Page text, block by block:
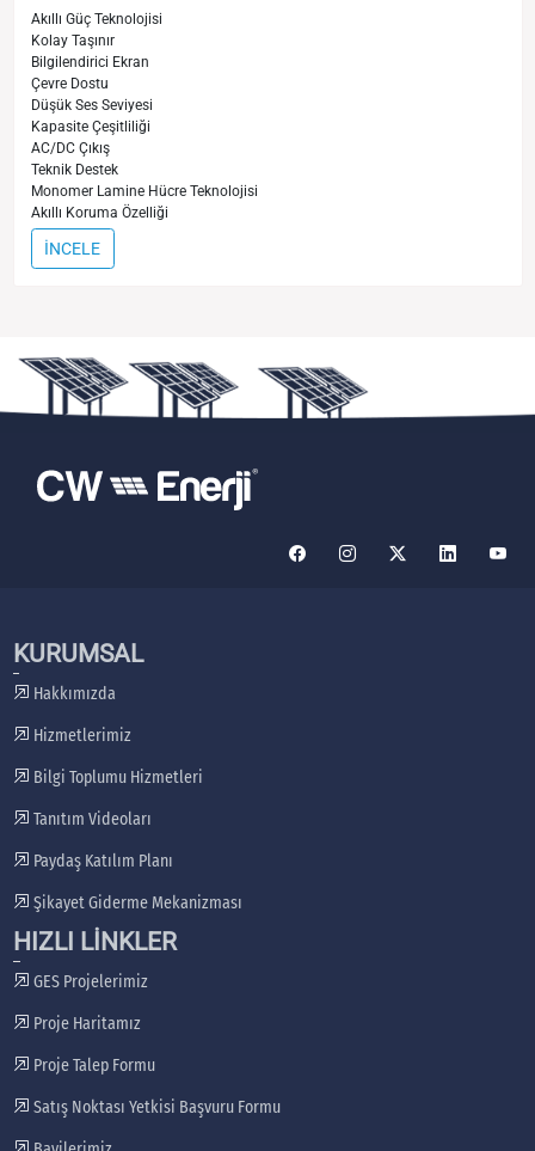
Akıllı Güç Teknolojisi
Kolay Taşınır
Bilgilendirici Ekran
Çevre Dostu
Düşük Ses Seviyesi
Kapasite Çeşitliliği
AC/DC Çıkış
Teknik Destek
Monomer Lamine Hücre Teknolojisi
Akıllı Koruma Özelliği
İNCELE
KURUMSAL
Hakkımızda
Hizmetlerimiz
Bilgi Toplumu Hizmetleri
Tanıtım Videoları
Paydaş Katılım Planı
Şikayet Giderme Mekanizması
HIZLI LİNKLER
GES Projelerimiz
Proje Haritamız
Proje Talep Formu
Satış Noktası Yetkisi Başvuru Formu